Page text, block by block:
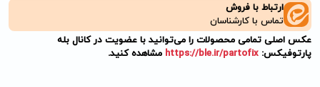
ارتباط با فروش
تماس با کارشناسان
عکس اصلی تمامی محصولات را می‌توانید با عضویت در کانال بله
پارتوفیکس: https://ble.ir/partofix مشاهده کنید.